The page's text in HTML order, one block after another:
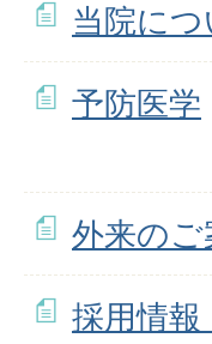
当院につ
予防医学
外来のご
採用情報